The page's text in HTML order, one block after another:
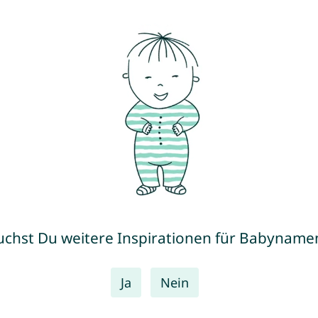
Du weitere Inspirationen für
Ja Nein